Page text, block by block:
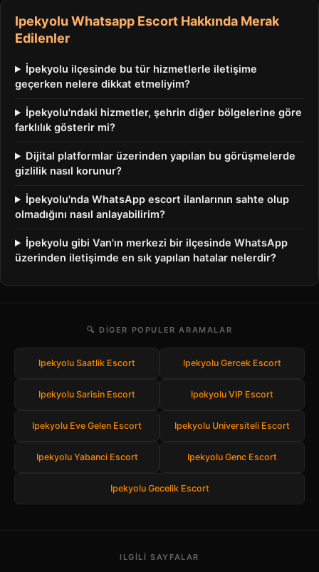
Ipekyolu Whatsapp Escort Hakkında Merak
Edilenler
İpekyolu ilçesinde bu tür hizmetlerle iletişime
geçerken nelere dikkat etmeliyim?
İpekyolu'ndaki hizmetler, şehrin diğer bölgelerine göre
farklılık gösterir mi?
Dijital platformlar üzerinden yapılan bu görüşmelerde
gizlilik nasıl korunur?
İpekyolu'nda WhatsApp escort ilanlarının sahte olup
olmadığını nasıl anlayabilirim?
İpekyolu gibi Van'ın merkezi bir ilçesinde WhatsApp
üzerinden iletişimde en sık yapılan hatalar nelerdir?
🔍 DIGER POPULER ARAMALAR
Ipekyolu Saatlik Escort Ipekyolu Gercek Escort
Ipekyolu Sarisin Escort Ipekyolu VIP Escort
Ipekyolu Eve Gelen Escort Ipekyolu Universiteli Escort
Ipekyolu Yabanci Escort Ipekyolu Genc Escort
Ipekyolu Gecelik Escort
ILGILI SAYFALAR